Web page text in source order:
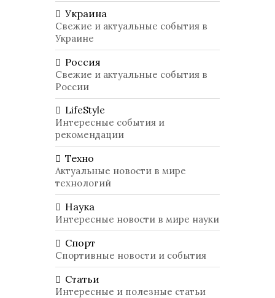
Украина
Свежие и актуальные события в
Украине
Россия
Свежие и актуальные события в
России
LifeStyle
Интересные события и
рекомендации
Техно
Актуальные новости в мире
технологий
Наука
Интересные новости в мире науки
Спорт
Спортивные новости и события
Статьи
Интересные и полезные статьи